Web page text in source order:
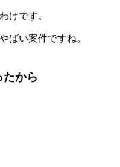
けです。
ばい案件ですね。
から